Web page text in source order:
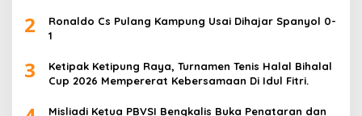
2
Ronaldo Cs Pulang Kampung Usai Dihajar Spanyol 0-
1
3
Ketipak Ketipung Raya, Turnamen Tenis Halal Bihalal
Cup 2026 Mempererat Kebersamaan Di Idul Fitri.
Misliadi Ketua PBVSI Bengkalis Buka Penataran dan